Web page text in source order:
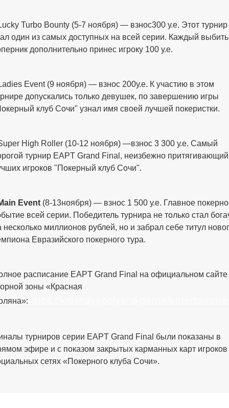
Turbo Bounty (5-7 ноября) — взнос300 у.е. Этот турнир
один из самых доступных на всей серии. Каждый
дополнительно принес игроку 100 у.е.
Event (9 ноября) — взнос 200у.е. К участию в этом
допускались только девушек, по завершению игры
клуб Сочи" узнал имя своей лучшей покеристки.
High Roller (10-12 ноября) —взнос 3 300 у.е. Самый
турнир EAPT Grand Final, неизбежно притягивающий
игроков "Покерный клуб Сочи".
Event (8-13ноября) — взнос 1 500 у.е. Главное
всей серии. Победитель турнира не только стал
несколько миллионов рублей, но и забрал себе титул
Евразийского покерного тура.
расписание EAPT Grand Final на официальном сайте
зоны «Красная
турниров серии EAPT Grand Final были показаны в
эфире и с показом закрытых карманных карт игроков
сетях «Покерного клуба Сочи».